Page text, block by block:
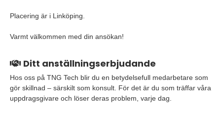
Placering är i Linköping.
Varmt välkommen med din ansökan!
Ditt anställningserbjudande
Hos oss på TNG Tech blir du en betydelsefull medarbetare som
gör skillnad – särskilt som konsult. För det är du som träffar våra
uppdragsgivare och löser deras problem, varje dag.